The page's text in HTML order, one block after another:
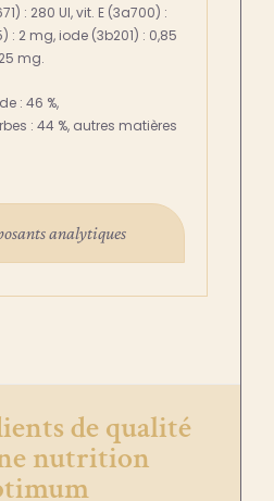
: 280 UI, vit. E (3a700) :
: 2 mg, iode (3b201) : 0,85
mg.
: 46 %,
: 44 %, autres matières
analytiques
de qualité
nutrition